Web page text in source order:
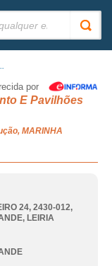
por
E Pavilhões
MARINHA
24, 2430-012,
, LEIRIA